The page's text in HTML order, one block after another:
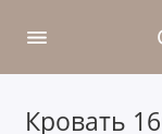
Кровать